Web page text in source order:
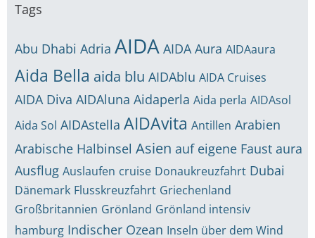
Tags
Abu Dhabi Adria AIDA AIDA Aura AIDAaura
Aida Bella aida blu AIDAblu AIDA Cruises
AIDA Diva AIDAluna Aidaperla Aida perla AIDAsol
Aida Sol AIDAstella AIDAvita Antillen Arabien
Arabische Halbinsel Asien auf eigene Faust aura
Ausflug Auslaufen cruise Donaukreuzfahrt Dubai
Dänemark Flusskreuzfahrt Griechenland
Großbritannien Grönland Grönland intensiv
hamburg Indischer Ozean Inseln über dem Wind